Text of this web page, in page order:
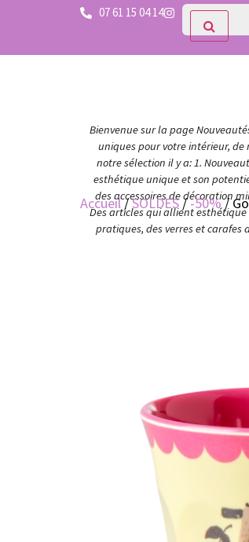
07 61 15 04 14
Bienvenue sur la page
uniques pour votre intérieur,
notre sélection il y a: 1.
esthétique unique et son
des accessoires de décoration
Des articles qui allient
pratiques, des verres et carafes
Accueil/SOLDES/-50%/